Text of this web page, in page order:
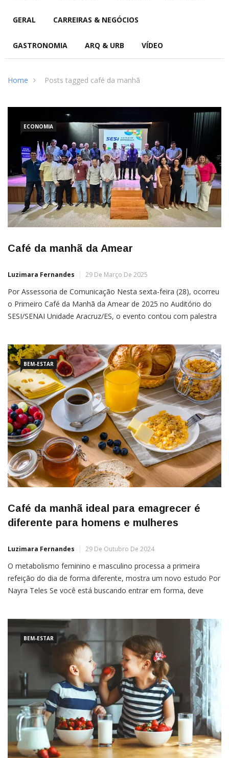
GERAL CARREIRAS & NEGÓCIOS
GASTRONOMIA ARQ & URB VÍDEO
Home Posts tagged café da manhã
ECONOMIA
Café da manhã da Amear
Luzimara Fernandes 29 De Março De 2025
Por Assessoria de Comunicação Nesta sexta-feira (28), ocorreu
o Primeiro Café da Manhã da Amear de 2025 no Auditório do
SESI/SENAI Unidade Aracruz/ES, o evento contou com palestra
BEM-ESTAR
Café da manhã ideal para emagrecer é
diferente para homens e mulheres
Luzimara Fernandes 29 De Outubro De 2024
O metabolismo feminino e masculino processa a primeira
refeição do dia de forma diferente, mostra um novo estudo Por
Nayra Teles Se você está buscando entrar em forma, deve
melhor tipo de café da […]
BEM-ESTAR